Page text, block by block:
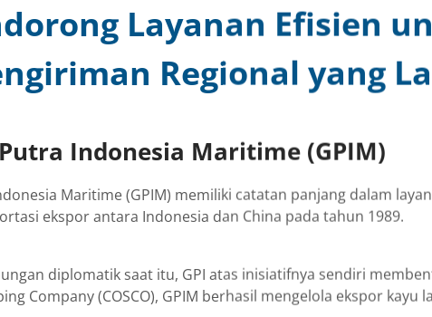
Layanan Efisien
Regional yang
Indonesia Maritime (GPIM)
Maritime (GPIM) memiliki catatan panjang dalam
ekspor antara Indonesia dan China pada tahun 1989.
diplomatik saat itu, GPI atas inisiatifnya sendiri
Company (COSCO), GPIM berhasil mengelola ekspor kayu